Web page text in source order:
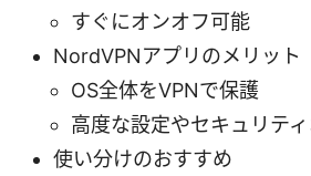
すぐにオンオフ可能
NordVPNアプリのメリット
OS全体をVPNで保護
高度な設定やセキュリテ
使い分けのおすすめ